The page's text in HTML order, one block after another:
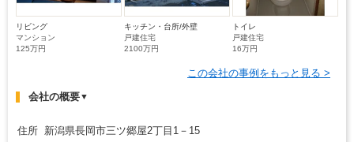
リビング
マンション
125万円
キッチン・台所/外壁
戸建住宅
2100万円
トイレ
戸建住宅
16万円
この会社の事例をもっと見る >
会社の概要▼
住所 新潟県長岡市三ツ郷屋2丁目1－15